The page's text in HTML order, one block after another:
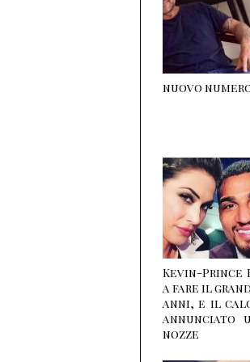
nuovo
Kevin-Prince
a fare il
anni, e il
annunciato
nozze